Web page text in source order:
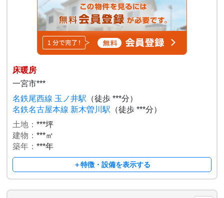
床暖房
一宮市***
名鉄尾西線 玉ノ井駅 （徒歩 ***分）
名鉄名古屋本線 新木曽川駅 （徒歩 ***分）
土地：***坪
建物：***㎡
築年：***年
＋特徴・設備を表示する